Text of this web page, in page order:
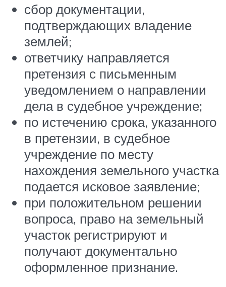
сбор документации,
подтверждающих владение
землей;
ответчику направляется
претензия с письменным
уведомлением о направлении
дела в судебное учреждение;
по истечению срока, указанного
в претензии, в судебное
учреждение по месту
нахождения земельного участка
подается исковое заявление;
при положительном решении
вопроса, право на земельный
участок регистрируют и
получают документально
оформленное признание.